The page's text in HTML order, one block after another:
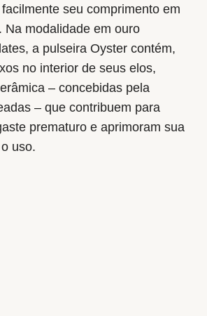
seu comprimento em
Na modalidade em ouro
a pulseira Oyster contém,
no interior de seus elos,
– concebidas pela
– que contribuem para
prematuro e aprimoram sua
uso.